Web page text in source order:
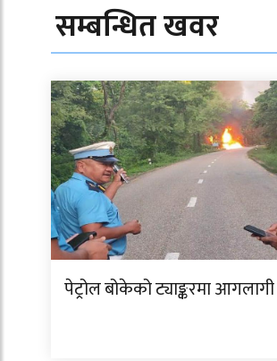
सम्बन्धित खवर
पेट्रोल बोकेको ट्याङ्करमा आगलागी